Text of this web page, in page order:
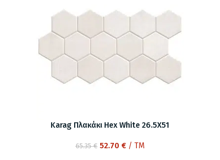
Karag Πλακάκι Hex White 26.5X51
65.35€ Original
52.70 €Η
/ TM